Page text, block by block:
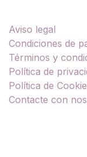
Aviso legal
Condiciones de
Términos y
Política de
Política de
Contacte con